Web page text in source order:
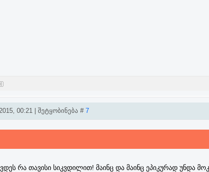
00:21 | შეტყობინება # 7
რა თავისი სიკვდილით! მაინც და მაინც ეპიკურად უნდა